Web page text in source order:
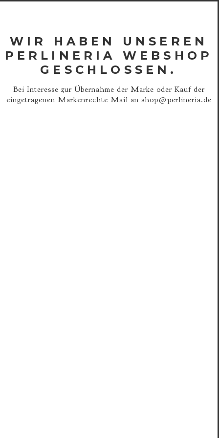
WIR HABEN UNSEREN
PERLINERIA WEBSHOP
GESCHLOSSEN.
Bei Interesse zur Übernahme der Marke oder Kauf der
eingetragenen Markenrechte Mail an shop@perlineria.de